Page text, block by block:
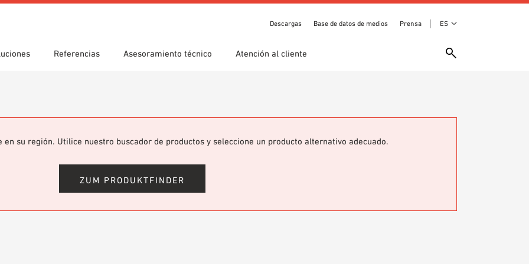
Descargas Base de datos de medios Prensa ES
Referencias Asesoramiento técnico Atención al cliente
en su región. Utilice nuestro buscador de productos y seleccione un producto alternativo adecuado.
ZUM PRODUKTFINDER